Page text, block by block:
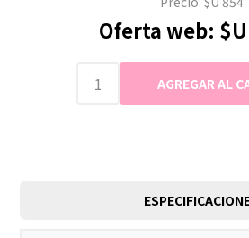
Oferta web: